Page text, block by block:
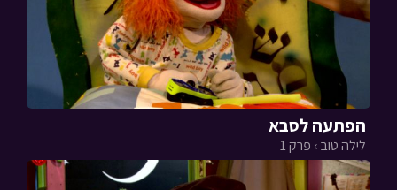
הפתעה לסבא
לילה טוב › פרק 1